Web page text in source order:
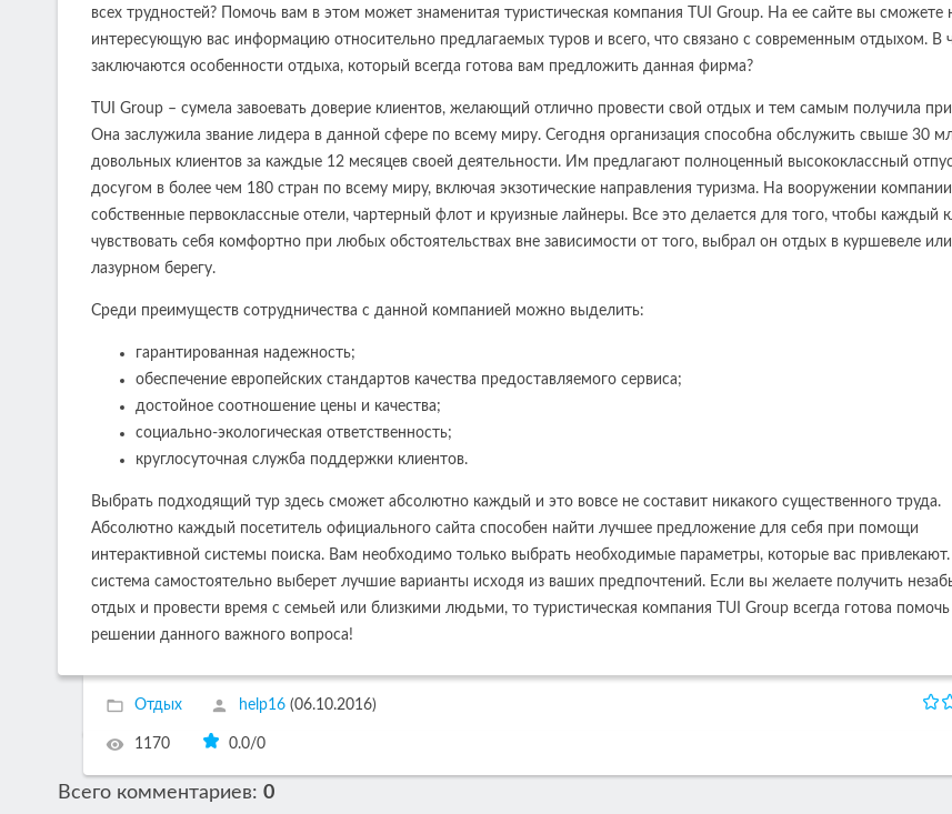
всех трудностей? Помочь вам в этом может знаменитая туристическая компания TUI Group. На ее сайте вы сможете
интересующую вас информацию относительно предлагаемых туров и всего, что связано с современным отдыхом. В
заключаются особенности отдыха, который всегда готова вам предложить данная фирма?
TUI Group – сумела завоевать доверие клиентов, желающий отлично провести свой отдых и тем самым получила
Она заслужила звание лидера в данной сфере по всему миру. Сегодня организация способна обслужить свыше 30
довольных клиентов за каждые 12 месяцев своей деятельности. Им предлагают полноценный высококлассный
досугом в более чем 180 стран по всему миру, включая экзотические направления туризма. На вооружении
собственные первоклассные отели, чартерный флот и круизные лайнеры. Все это делается для того, чтобы каждый
чувствовать себя комфортно при любых обстоятельствах вне зависимости от того, выбрал он отдых в куршевеле
лазурном берегу.
Среди преимуществ сотрудничества с данной компанией можно выделить:
гарантированная надежность;
обеспечение европейских стандартов качества предоставляемого сервиса;
достойное соотношение цены и качества;
социально-экологическая ответственность;
круглосуточная служба поддержки клиентов.
Выбрать подходящий тур здесь сможет абсолютно каждый и это вовсе не составит никакого существенного труда.
Абсолютно каждый посетитель официального сайта способен найти лучшее предложение для себя при помощи
интерактивной системы поиска. Вам необходимо только выбрать необходимые параметры, которые вас
система самостоятельно выберет лучшие варианты исходя из ваших предпочтений. Если вы желаете получить
отдых и провести время с семьей или близкими людьми, то туристическая компания TUI Group всегда готова
решении данного важного вопроса!
Отдых help16(06.10.2016)
1170 0.0/0
Всего комментариев: 0